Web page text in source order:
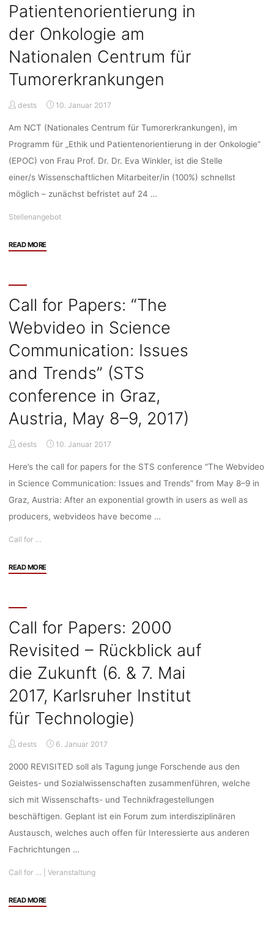
medizinisch-
technischen
in
Palliativmedizin
Universität
zu
Patientenorientierung in
der Onkologie am
Nationalen Centrum für
Tumorerkrankungen
dests 10. Januar 2017
Am NCT (Nationales Centrum für Tumorerkrankungen), im
Programm für „Ethik und Patientenorientierung in der Onkologie”
(EPOC) von Frau Prof. Dr. Dr. Eva Winkler, ist die Stelle
einer/s Wissenschaftlichen Mitarbeiter/in (100%) schnellst
möglich – zunächst befristet auf 24 …
Stellenangebot
READ MORE"Stellenangebot:
Programm
für
Ethik
Patientenorientierung
in
der
Onkologie
Nationalen
für
Call for Papers: “The
Webvideo in Science
Communication: Issues
and Trends” (STS
conference in Graz,
Austria, May 8–9, 2017)
dests 10. Januar 2017
Here’s the call for papers for the STS conference “The Webvideo
in Science Communication: Issues and Trends” from May 8–9 in
Graz, Austria: After an exponential growth in users as well as
producers, webvideos have become …
Call for …
READ MORE"Call
Webvideo
in
Science
Issues
and
Trends”
(STS
in
Austria,
May
8–
2017)"
Call for Papers: 2000
Revisited – Rückblick auf
die Zukunft (6. & 7. Mai
2017, Karlsruher Institut
für Technologie)
dests 6. Januar 2017
2000 REVISITED soll als Tagung junge Forschende aus den
Geistes- und Sozialwissenschaften zusammenführen, welche
sich mit Wissenschafts- und Technikfragestellungen
beschäftigen. Geplant ist ein Forum zum interdisziplinären
Austausch, welches auch offen für Interessierte aus anderen
Fachrichtungen …
Call for … Veranstaltung
READ MORE"Call